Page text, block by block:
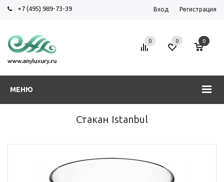
+7 (495) 989-73-39 Вход Регистрация
МЕНЮ
0 0 0
Стакан Istanbul